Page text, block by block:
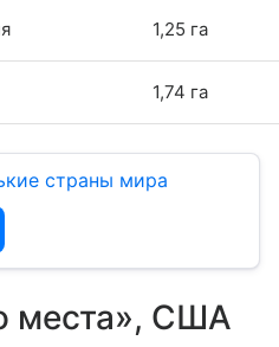
1,25 га
1,74 га
страны мира
места», США